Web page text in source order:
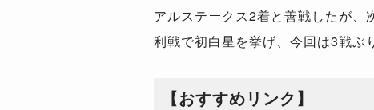
アルステークス2着と善戦したが
利戦で初白星を挙げ、今回は3戦ぶ
【おすすめリンク】